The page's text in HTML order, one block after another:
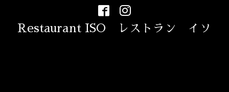
Restaurant ISO レストラン イソ